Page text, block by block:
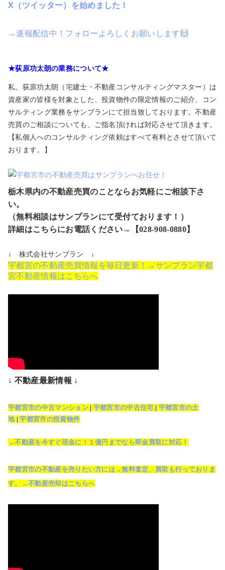
X（ツイッター）を始めました！
→速報配信中！フォローよろしくお願いします🙌
★荻原功太朗の業務について★
私、荻原功太朗（宅建士・不動産コンサルティングマスター）は
資産家の皆様を対象とした、投資物件の限定情報のご紹介、コン
サルティング業務をサンプランにて担当致しております。不動産
売買のご相談についても、ご指名頂ければ対応させて頂きます。
【私個人へのコンサルティング依頼はすべて有料とさせて頂いて
おります。】
栃木県内の不動産売買のことならお気軽にご相談下さ
い。
（無料相談はサンプランにて受付ております！）
詳細はこちらにお電話ください→【028-908-0880】
↓ 株式会社サンプラン ↓
宇都宮の不動産売買情報を毎日更新！→サンプラン宇都
宮不動産情報はこちらへ
↓ 不動産最新情報 ↓
宇都宮市の中古マンション| 宇都宮市の中古住宅 | 宇都宮市の土
地|宇都宮市の投資物件
→不動産を今すぐ現金に！１億円までなら即金買取に対応！
宇都宮市の不動産を売りたい方には→無料査定、買取も行っておりま
す。→不動産売却はこちらへ